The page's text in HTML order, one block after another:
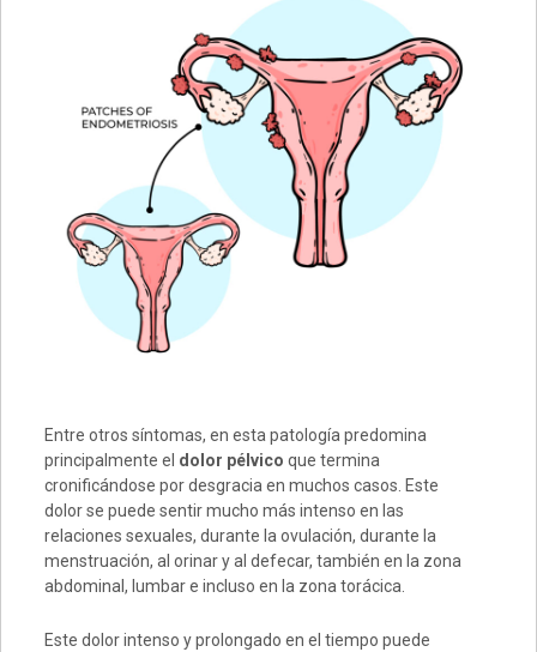
Entre otros síntomas, en esta patología predomina
principalmente el dolor pélvico que termina
cronificándose por desgracia en muchos casos. Este
dolor se puede sentir mucho más intenso en las
relaciones sexuales, durante la ovulación, durante la
menstruación, al orinar y al defecar, también en la zona
abdominal, lumbar e incluso en la zona torácica.
Este dolor intenso y prolongado en el tiempo puede